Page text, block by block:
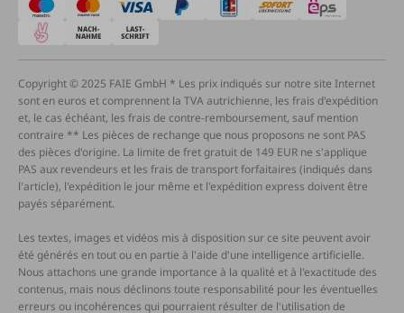
Copyright © 2025 FAIE GmbH * Les prix indiqués sur notre site Internet
sont en euros et comprennent la TVA autrichienne, les frais d'expédition
et, le cas échéant, les frais de contre-remboursement, sauf mention
contraire ** Les pièces de rechange que nous proposons ne sont PAS
des pièces d'origine. La limite de fret gratuit de 149 EUR ne s'applique
PAS aux revendeurs et les frais de transport forfaitaires (indiqués dans
l'article), l'expédition le jour même et l'expédition express doivent être
payés séparément.
Les textes, images et vidéos mis à disposition sur ce site peuvent avoir
été générés en tout ou en partie à l'aide d'une intelligence artificielle.
Nous attachons une grande importance à la qualité et à l'exactitude des
contenus, mais nous déclinons toute responsabilité pour les éventuelles
erreurs ou incohérences qui pourraient résulter de l'utilisation de